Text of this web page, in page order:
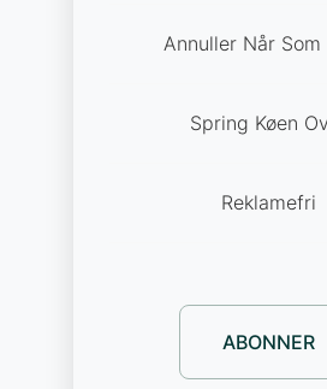
Annuller Når Som
Spring Køen
Reklamefri
ABONNER